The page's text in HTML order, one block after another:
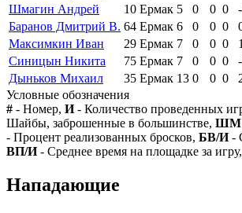
Шмагин Андрей
10 Ермак 5 0 0 0
Баранов Дмитрий В. 64 Ермак 6 0 0 0
Максимкин Иван
29 Ермак 7 0 0 0
Синицын Никита
75 Ермак 7 0 0 0
Дыньков Михаил
35 Ермак 13 0 0 0
Условные обозначения
# - Номер, И- Количество проведенных
Шайбы, заброшенные в большинстве, ШМ
- Процент реализованных бросков, БВ/И-
ВП/И- Среднее время на площадке за игру,
Нападающие